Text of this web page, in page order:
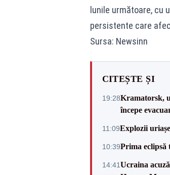
lunile următoare, cu
persistente care
Sursa: Newsinn
CITEȘTE ȘI
19:28Kramatorsk,
începe
11:09Explozii
10:39Prima eclipsă
14:41Ucraina